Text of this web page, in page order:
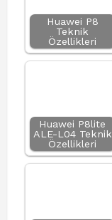
Huawei P8
Teknik
Özellikleri
Huawei P8lite
ALE-L04 Teknik
Özellikleri